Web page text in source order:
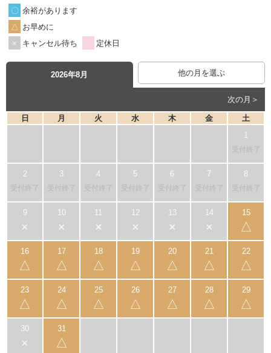
余裕があります
お早めに
キャンセル待ち
定休日
2026年8月 他の月を選ぶ
次の月＞
日 月 火 水 木 金 土
受付終了
受付終了 受付終了 受付終了 受付終了 受付終了 受付終了 受付終了
× × × × × × △
△ △ △ △ △ △ △
△ △ △ △ △ △ △
× △